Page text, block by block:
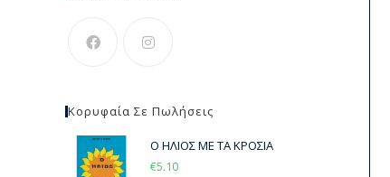
Κορυφαία Σε Πωλήσεις
Ο ΗΛΙΟΣ ΜΕ ΤΑ ΚΡΟΣΙΑ
€5.10